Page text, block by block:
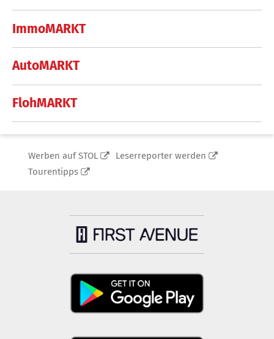
ImmoMARKT
AutoMARKT
FlohMARKT
Werben auf STOL
Leserreporter werden
Tourentipps